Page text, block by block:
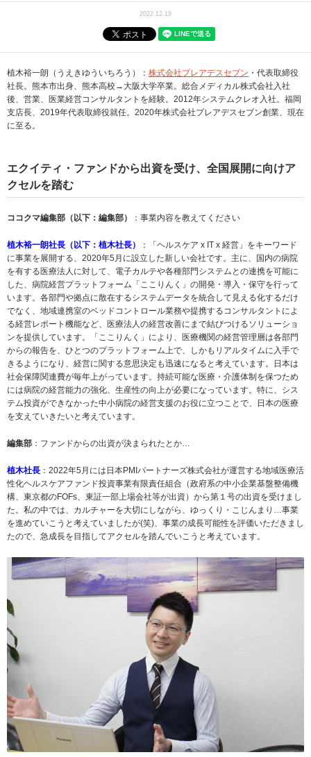
2022.12.19
植木裕一朗（うえきゆういちろう）： 株式会社プレアデスセブン ・代表取締役
社長。熊本市出身、熊本高校→大阪大学卒業。総合メディカル株式会社入社
後、営業、医業経営コンサルタントを経験。2012年システムクレオ入社。福岡
支店長、2019年代表取締役就任。2020年株式会社プレアデスセブン創業、現在
に至る。
エクイティ・ファンドから出資を受け、全国展開に向けア
クセルを踏む
ココクマ編集部（以下：編集部） ：事業内容を教えてください
植木裕一朗社長（以下：植木社長）
：「ヘルスケア x IT x 経営」をキーワード
に事業を展開する、2020年5月に設立した新しい会社です。主に、国内の病院
を有する医療法人に対して、電子カルテや各種部門システムとの連携を可能に
した、病院経営プラットフォーム「ここりんく」の開発・導入・保守を行って
います。各部門や拠点に散在するシステムデータを統合して見える化するだけ
でなく、地域連携室のベッドコントロール業務や提携するコンサルタントによ
る経営レポート機能など、医療法人の経営改善にまで結びつけるソリューショ
ンを提供しています。「ここりんく」により、医療機関の経営管理層は各部門
からの報告を、ひとつのプラットフォーム上で、しかもリアルタイムに入手で
きるようになり、経営に関する意思決定も迅速になると考えています。日本は
社会保障関連費が毎年上がっています。持続可能な医療・介護体制を保つため
には病院の経営能力の強化、生産性の向上が必要になっています。特に、シス
テム投資ができなかった中小病院の経営支援のお役に立つことで、日本の医療
を支えていきたいと考えています。
編集部 ：ファンドからの出資が決まられたとか…
植木社長 ：2022年5月には日本PMIパートナーズ株式会社が運営する地域医療活
性化ヘルスケアファンド投資事業有限責任組合（政府系の中小企業基盤整備機
構、東京都のFOFs、東証一部上場会社等が出資）から第１号の出資を受けまし
た。私の中では、カルチャーを大切にしながら、ゆっくり・こじんまり…事業
を進めていこうと考えていましたが(笑)、事業の成長可能性を評価いただきまし
たので、急成長を目指してアクセルを踏んでいこうと考えています。